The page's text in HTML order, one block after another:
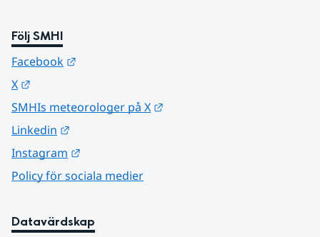
Följ SMHI
Facebook
X
SMHIs meteorologer på X
Linkedin
Instagram
Policy för sociala medier
Datavärdskap